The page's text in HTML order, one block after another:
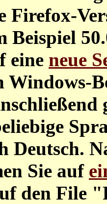
Firefox-
Beispiel
eine neue
Windows-
Deutsch.
Sie auf
den File